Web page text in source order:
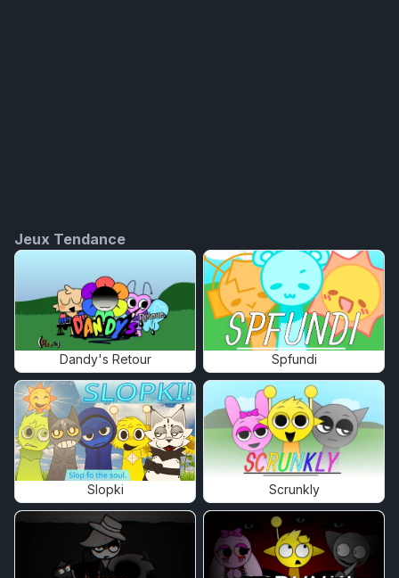
Jeux Tendance
Dandy's Retour Spfundi
Slopki Scrunkly